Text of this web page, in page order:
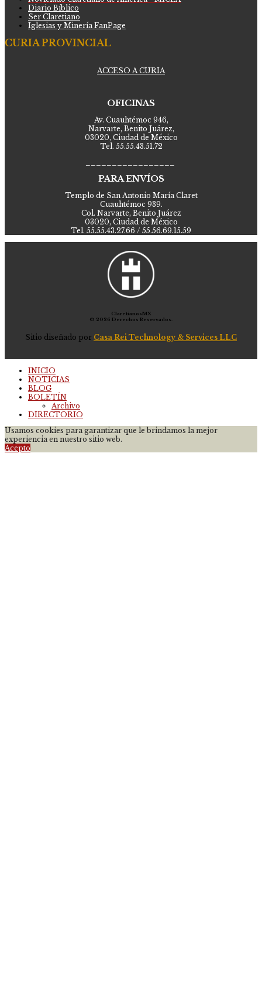
Diario Bíblico
Ser Claretiano
Iglesias y Minería FanPage
CURIA PROVINCIAL
ACCESO A CURIA
OFICINAS
Av. Cuauhtémoc 946,
Narvarte, Benito Juárez,
03020, Ciudad de México
Tel. 55.55.43.51.72
PARA ENVÍOS
Templo de San Antonio María Claret
Cuauhtémoc 939.
Col. Narvarte, Benito Juárez
03020, Ciudad de México
Tel. 55.55.43.27.66 / 55.56.69.15.59
ClaretianosMX
© 2026 Derechos Reservados.
Sitio diseñado por Casa Rei Technology & Services LLC
INICIO
NOTICIAS
BLOG
BOLETÍN
Archivo
DIRECTORIO
Usamos cookies para garantizar que le brindamos la mejor
experiencia en nuestro sitio web.
Acepto